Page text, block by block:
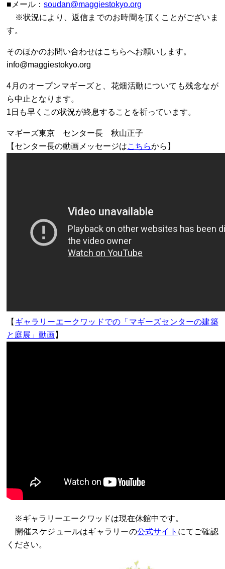
■メール：soudan@maggiestokyo.org
※状況により、返信までのお時間を頂くことがございま
す。
そのほかのお問い合わせはこちらへお願いします。
info@maggiestokyo.org
4月のオープンマギーズと、花畑活動についても残念なが
ら中止となります。
1日も早くこの状況が終息することを祈っています。
マギーズ東京 センター長 秋山正子
【センター長の動画メッセージはこちらから】
【 ギャラリーエークワッドでの「マギーズセンターの建築
と庭展」動画】
※ギャラリーエークワッドは現在休館中です。
開催スケジュールはギャラリーの公式サイト にてご確認
ください。